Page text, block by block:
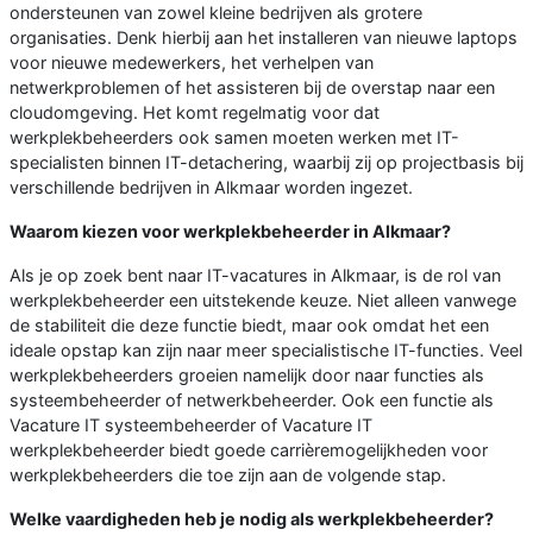
ondersteunen van zowel kleine bedrijven als grotere
organisaties. Denk hierbij aan het installeren van nieuwe laptops
voor nieuwe medewerkers, het verhelpen van
netwerkproblemen of het assisteren bij de overstap naar een
cloudomgeving. Het komt regelmatig voor dat
werkplekbeheerders ook samen moeten werken met IT-
specialisten binnen IT-detachering, waarbij zij op projectbasis bij
verschillende bedrijven in Alkmaar worden ingezet.
Waarom kiezen voor werkplekbeheerder in Alkmaar?
Als je op zoek bent naar IT-vacatures in Alkmaar, is de rol van
werkplekbeheerder een uitstekende keuze. Niet alleen vanwege
de stabiliteit die deze functie biedt, maar ook omdat het een
ideale opstap kan zijn naar meer specialistische IT-functies. Veel
werkplekbeheerders groeien namelijk door naar functies als
systeembeheerder of netwerkbeheerder. Ook een functie als
Vacature IT systeembeheerder of Vacature IT
werkplekbeheerder biedt goede carrièremogelijkheden voor
werkplekbeheerders die toe zijn aan de volgende stap.
Welke vaardigheden heb je nodig als werkplekbeheerder?